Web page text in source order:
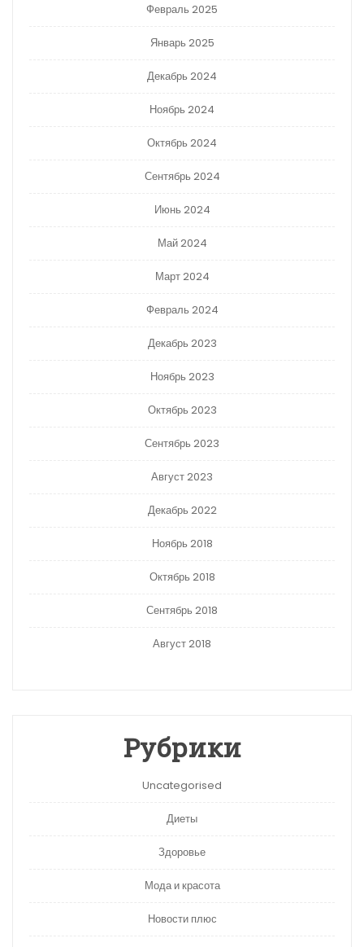
Февраль 2025
Январь 2025
Декабрь 2024
Ноябрь 2024
Октябрь 2024
Сентябрь 2024
Июнь 2024
Май 2024
Март 2024
Февраль 2024
Декабрь 2023
Ноябрь 2023
Октябрь 2023
Сентябрь 2023
Август 2023
Декабрь 2022
Ноябрь 2018
Октябрь 2018
Сентябрь 2018
Август 2018
Рубрики
Uncategorised
Диеты
Здоровье
Мода и красота
Новости плюс